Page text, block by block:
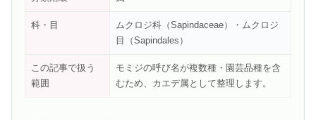
科・目
ムクロジ科（Sapindaceae）・ムクロジ
目（Sapindales）
この記事で扱う
範囲
モミジの呼び名が複数種・園芸品種を含
むため、カエデ属として整理します。